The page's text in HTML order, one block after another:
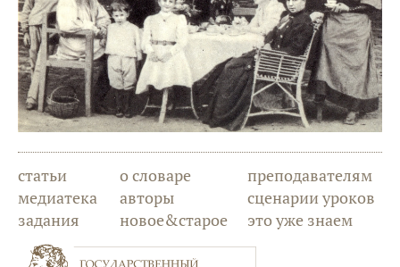
статьи
медиатека
задания
о словаре
авторы
новое&старое
преподавателям
сценарии уроков
это уже знаем